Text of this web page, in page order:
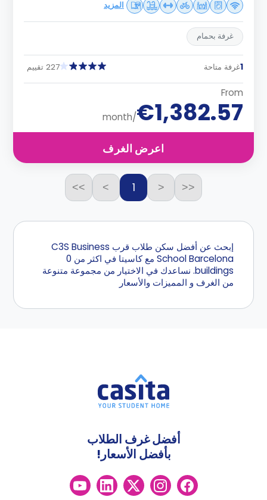
المزيد
غرفة بحمام
1غرفة متاحة 227 تقييم
From
€1,382.57
/month
اعرض الغرف
<<
<
1
>
>>
إبحث عن أفضل سكن طلاب قرب C3S Business
School Barcelona مع كاسيتا في اكثر من 0
buildings. نساعدك في الاختيار من مجموعة متنوعة
من الغرف و المميزات والأسعار
أفضل غرف الطلاب
بأفضل الأسعار!